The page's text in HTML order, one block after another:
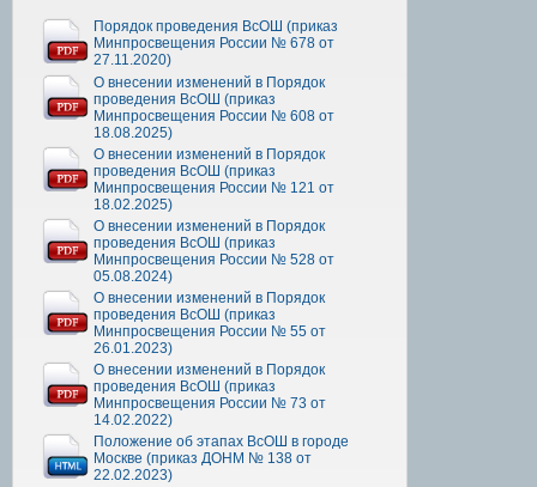
Порядок проведения ВсОШ (приказ
Минпросвещения России № 678 от
27.11.2020)
О внесении изменений в Порядок
проведения ВсОШ (приказ
Минпросвещения России № 608 от
18.08.2025)
О внесении изменений в Порядок
проведения ВсОШ (приказ
Минпросвещения России № 121 от
18.02.2025)
О внесении изменений в Порядок
проведения ВсОШ (приказ
Минпросвещения России № 528 от
05.08.2024)
О внесении изменений в Порядок
проведения ВсОШ (приказ
Минпросвещения России № 55 от
26.01.2023)
О внесении изменений в Порядок
проведения ВсОШ (приказ
Минпросвещения России № 73 от
14.02.2022)
Положение об этапах ВсОШ в городе
Москве (приказ ДОНМ № 138 от
22.02.2023)